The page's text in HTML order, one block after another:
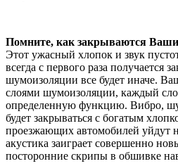
Помните, как закрываются Ваши
Этот ужасный хлопок и звук
всегда с первого раза получается
шумоизоляции все будет иначе.
слоями шумоизоляции, каждый
определенную функцию. Вибро,
будет закрываться с богатым
проезжающих автомобилей уйдут
акустика заиграет совершенно
посторонние скрипы в обшивке